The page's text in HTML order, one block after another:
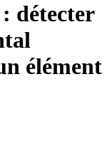
détecter
élément